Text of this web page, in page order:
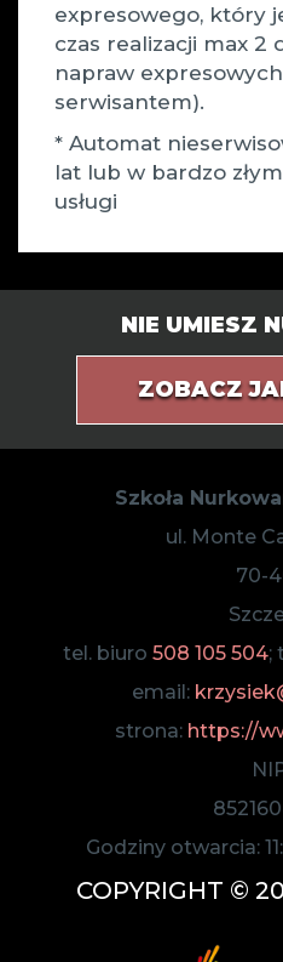
expresowego, który
czas realizacji max 2
napraw
serwisantem).
* Automat
lat lub w bardzo
usługi
NIE UMIESZ
ZOBACZ
Szkoła
ul. Monte
70-
tel. biuro 508 105 504;
email:
strona: https://
Godziny otwarcia:
COPYRIGHT ©